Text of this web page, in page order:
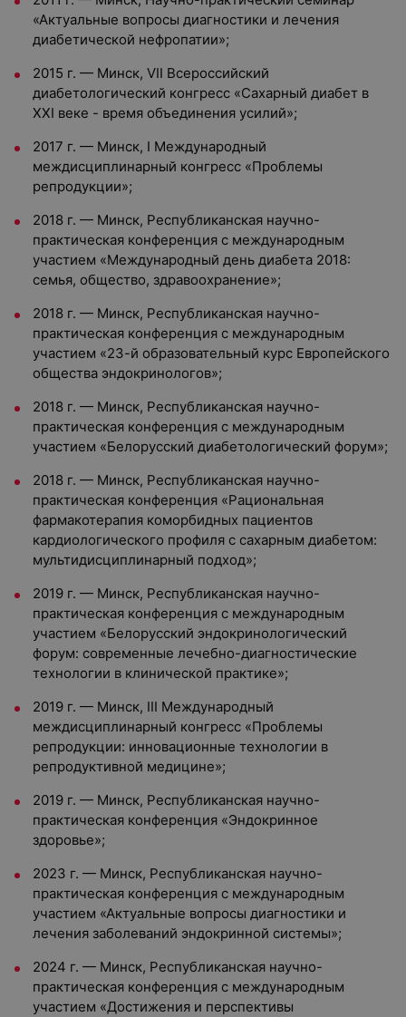
«Актуальные вопросы диагностики и лечения
диабетической нефропатии»;
2015 г. — Минск, VII Всероссийский
диабетологический конгресс «Сахарный диабет в
XXI веке - время объединения усилий»;
2017 г. — Минск, I Международный
междисциплинарный конгресс «Проблемы
репродукции»;
2018 г. — Минск, Республиканская научно-
практическая конференция с международным
участием «Международный день диабета 2018:
семья, общество, здравоохранение»;
2018 г. — Минск, Республиканская научно-
практическая конференция с международным
участием «23-й образовательный курс Европейского
общества эндокринологов»;
2018 г. — Минск, Республиканская научно-
практическая конференция с международным
участием «Белорусский диабетологический форум»;
2018 г. — Минск, Республиканская научно-
практическая конференция «Рациональная
фармакотерапия коморбидных пациентов
кардиологического профиля с сахарным диабетом:
мультидисциплинарный подход»;
2019 г. — Минск, Республиканская научно-
практическая конференция с международным
участием «Белорусский эндокринологический
форум: современные лечебно-диагностические
технологии в клинической практике»;
2019 г. — Минск, III Международный
междисциплинарный конгресс «Проблемы
репродукции: инновационные технологии в
репродуктивной медицине»;
2019 г. — Минск, Республиканская научно-
практическая конференция «Эндокринное
здоровье»;
2023 г. — Минск, Республиканская научно-
практическая конференция с международным
участием «Актуальные вопросы диагностики и
лечения заболеваний эндокринной системы»;
2024 г. — Минск, Республиканская научно-
практическая конференция с международным
участием «Достижения и перспективы